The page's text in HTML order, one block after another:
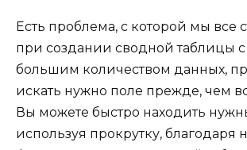
Есть проблема, с которой мы все
при создании сводной таблицы
большим количеством данных,
искать нужно поле прежде, чем
Вы можете быстро находить
используя прокрутку, благодаря